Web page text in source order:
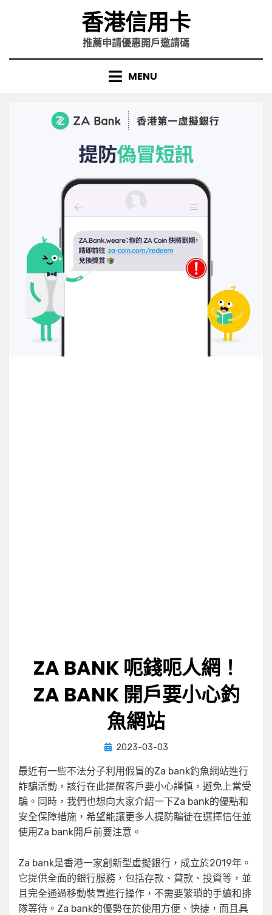
香港信用卡
推薦申請優惠開戶邀請碼
MENU
ZA BANK 呃錢呃人網！
ZA BANK 開戶要小心釣
魚網站
by小編
Posted
2023-03-03
最近有一些不法分子利用假冒的Za bank釣魚網站進行
詐騙活動，該行在此提醒客戶要小心謹慎，避免上當受
騙。同時，我們也想向大家介紹一下Za bank的優點和
安全保障措施，希望能讓更多人提防騙徒在選擇信任並
使用Za bank開戶前要注意。
Za bank是香港一家創新型虛擬銀行，成立於2019年。
它提供全面的銀行服務，包括存款、貸款、投資等，並
且完全通過移動裝置進行操作，不需要繁瑣的手續和排
隊等待。Za bank的優勢在於使用方便、快捷，而且具